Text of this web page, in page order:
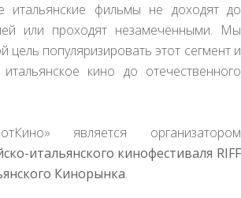
итальянские фильмы не доходят до
или проходят незамеченными. Мы
цель популяризировать этот сегмент и
кино до отечественного
является организатором
итальянского кинофестиваля RIFF
Кинорынка.